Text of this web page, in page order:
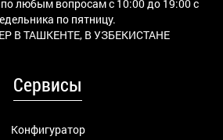
любым вопросам с 10:00 до 19:00 с
по пятницу.
В ТАШКЕНТЕ, В УЗБЕКИСТАНЕ
Сервисы
Конфигуратор